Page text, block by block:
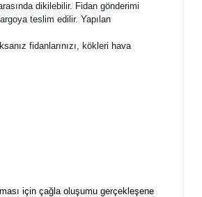
dikilebilir. Fidan gönderimi
teslim edilir. Yapılan
fidanlarınızı, kökleri hava
için çağla oluşumu gerçekleşene